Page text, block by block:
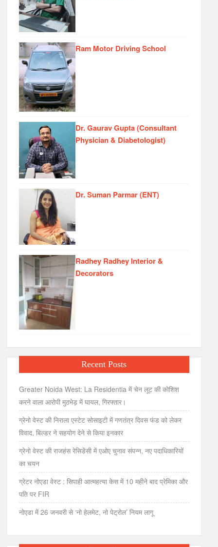
Ram Motor Driving School
Dr. Gaurav Gupta (Consultant
Physician & Diabetologist)
Dr. Suman Parmar (ENT)
Radhey Radhey Interior &
Decorators
Recent Posts
Greater Noida West: La Residentia में चेन लूट की कोशिश
करने वाला आरोपी मुठभेड़ में घायल, गिरफ्तार।
ग्रेनो वेस्ट की निराला एस्टेट सोसाइटी में गणतंत्र दिवस फंड को लेकर
विवाद, बिल्डर ने सहयोग देने से किया इनकार
ग्रेनो वेस्ट की राजहंस रेसिडेंसी में एओए चुनाव संपन्न, नए पदाधिकारियों
का चयन
ग्रेटर नोएडा वेस्ट : सिपाही आत्महत्या केस में 10 महीने बाद प्रेमिका और
पति पर FIR
नोएडा में 26 जनवरी से ‘नो हेलमेट, नो पेट्रोल’ नियम लागू